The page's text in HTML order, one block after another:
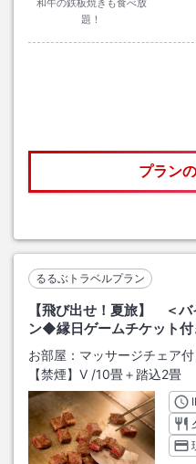
和牛の鉄板焼きも食べ放
題！
プラン
るるぶトラベルプラン
【飛び出せ！夏旅】 ＜
ン◆縁日ゲームチケット
お部屋： マッサージチェア
【禁煙】V /10畳＋踏込2畳